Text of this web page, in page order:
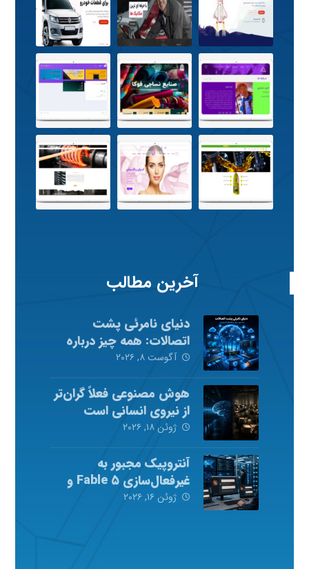
آخرین مطالب
دنیای نامرئی پشت
اتصالات: همه چیز درباره
شبکه‌های کامپیوتری
آگوست ۸, ۲۰۲۶
هوش مصنوعی فعلاً گران‌تر
از نیروی انسانی است
ژوئن ۱۸, ۲۰۲۶
آنتروپیک مجبور به
غیرفعال‌سازی Fable ۵ و
Mythos ۵ شد
ژوئن ۱۶, ۲۰۲۶